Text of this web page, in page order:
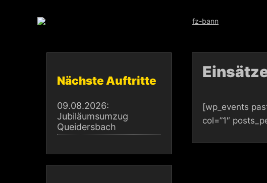
[wp_events
col=”1″
Nächste Auftritte
09.08.2026:
Jubiläumsumzug
Queidersbach